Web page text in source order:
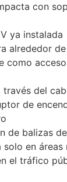
con
ya instalada
alrededor
como
del
de
de balizas
en áreas
el tráfico